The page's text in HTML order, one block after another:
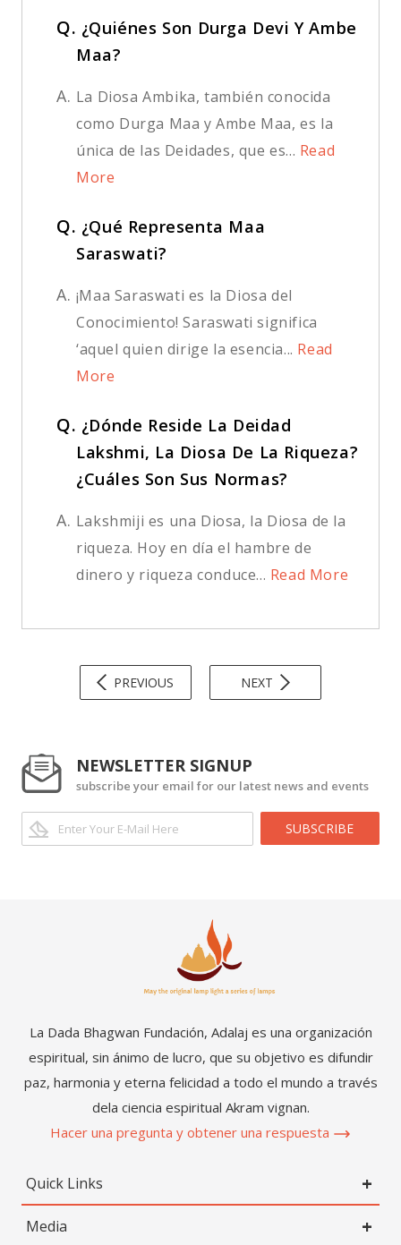
Q. ¿Quiénes Son Durga Devi Y Ambe
Maa?
A. La Diosa Ambika, también conocida
como Durga Maa y Ambe Maa, es la
única de las Deidades, que es... Read
More
Q. ¿Qué Representa Maa
Saraswati?
A. ¡Maa Saraswati es la Diosa del
Conocimiento! Saraswati significa
‘aquel quien dirige la esencia... Read
More
Q. ¿Dónde Reside La Deidad
Lakshmi, La Diosa De La Riqueza?
¿Cuáles Son Sus Normas?
A. Lakshmiji es una Diosa, la Diosa de la
riqueza. Hoy en día el hambre de
dinero y riqueza conduce... Read More
PREVIOUS NEXT
NEWSLETTER SIGNUP
subscribe your email for our latest news and events
SUBSCRIBE
La Dada Bhagwan Fundación, Adalaj es una organización
espiritual, sin ánimo de lucro, que su objetivo es difundir
paz, harmonia y eterna felicidad a todo el mundo a través
dela ciencia espiritual Akram vignan.
Hacer una pregunta y obtener una respuesta
Quick Links
Media